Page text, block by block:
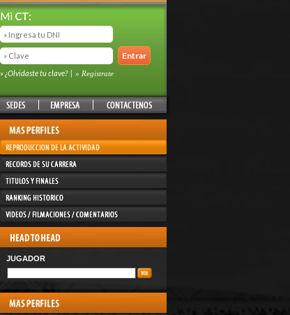
Mi CT:
» ¿Olvidaste tu clave? | » Registrate
JUGADOR